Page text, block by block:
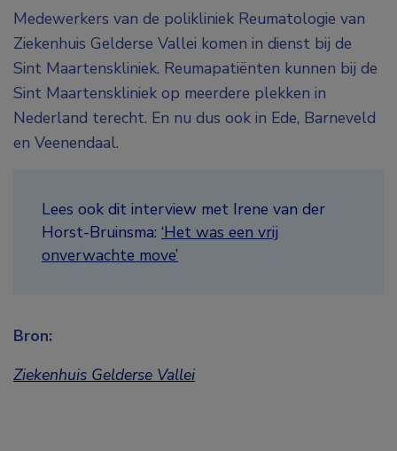
Medewerkers van de polikliniek Reumatologie van
Ziekenhuis Gelderse Vallei komen in dienst bij de
Sint Maartenskliniek. Reumapatiënten kunnen bij de
Sint Maartenskliniek op meerdere plekken in
Nederland terecht. En nu dus ook in Ede, Barneveld
en Veenendaal.
Lees ook dit interview met Irene van der
Horst-Bruinsma: ‘Het was een vrij
onverwachte move’
Bron:
Ziekenhuis Gelderse Vallei